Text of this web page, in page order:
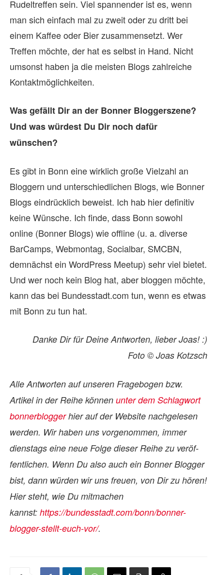
Rudeltreffen sein. Viel spannender ist es, wenn
man sich einfach mal zu zweit oder zu dritt bei
einem Kaffee oder Bier zusammensetzt. Wer
Treffen möchte, der hat es selbst in Hand. Nicht
umsonst haben ja die meisten Blogs zahlreiche
Kontaktmöglichkeiten.
Was gefällt Dir an der Bonner Bloggerszene?
Und was würdest Du Dir noch dafür
wünschen?
Es gibt in Bonn eine wirklich große Vielzahl an
Bloggern und unterschiedlichen Blogs, wie Bonner
Blogs eindrücklich beweist. Ich hab hier definitiv
keine Wünsche. Ich finde, dass Bonn sowohl
online (Bonner Blogs) wie offline (u. a. diverse
BarCamps, Webmontag, Socialbar, SMCBN,
demnächst ein WordPress Meetup) sehr viel bietet.
Und wer noch kein Blog hat, aber bloggen möchte,
kann das bei Bundesstadt.com tun, wenn es etwas
mit Bonn zu tun hat.
Danke Dir für Deine Antworten, lieber Joas! :)
Foto © Joas Kotzsch
Alle Ant­wor­ten auf un­se­ren Fra­ge­bo­gen bzw.
Artikel in der Reihe kön­nen un­ter dem Schlag­wort
bon­ner­blog­gerhier auf der Web­site nach­ge­le­sen
wer­den. Wir ha­ben uns vor­ge­nom­men, immer
dienstags eine neue Folge die­ser Reihe zu ver­öf­
fent­li­chen. Wenn Du also auch ein Bon­ner Blog­ger
bist, dann wür­den wir uns freuen, von Dir zu hö­ren!
Hier steht, wie Du mit­ma­chen
kannst: https://bundesstadt.com/bonn/bonner-
blogger-stellt-euch-vor/.